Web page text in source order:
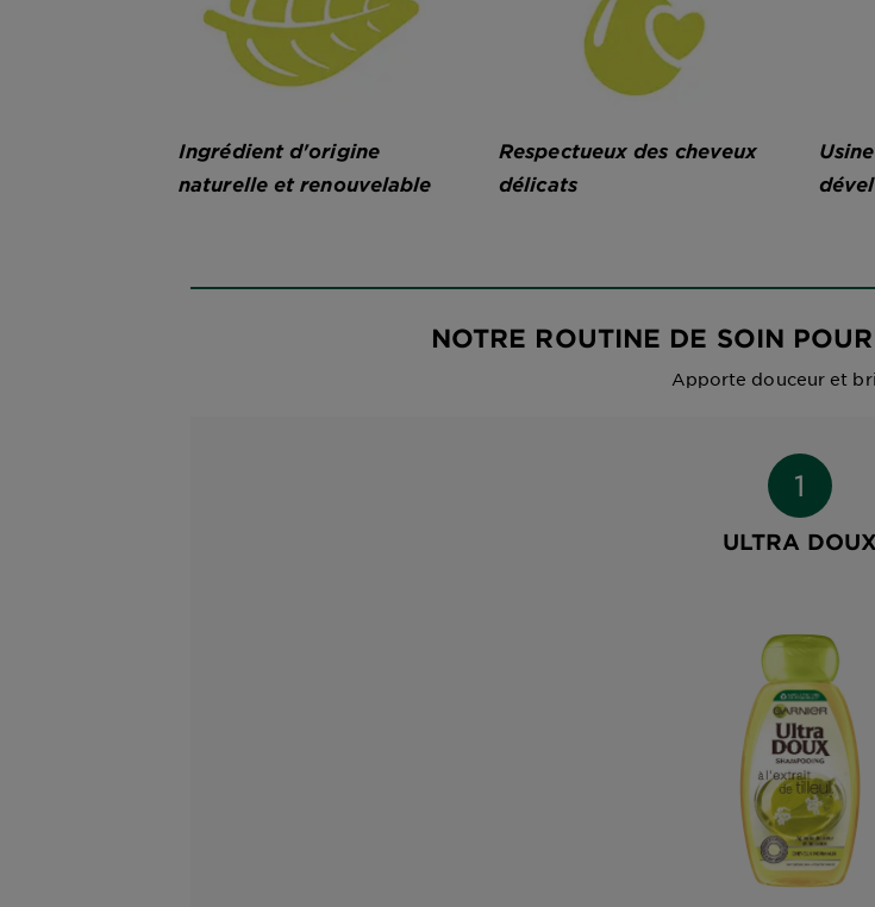
Ingrédient d'origine
naturelle et renouvelable
Respectueux des cheveux
délicats
NOTRE ROUTINE DE SOIN
Apporte douceur et
ULTRA DOUX